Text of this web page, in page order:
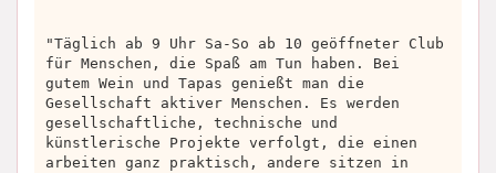
"Täglich ab 9 Uhr Sa-So ab 10 geöffneter Club
für Menschen, die Spaß am Tun haben. Bei
gutem Wein und Tapas genießt man die
Gesellschaft aktiver Menschen. Es werden
gesellschaftliche, technische und
künstlerische Projekte verfolgt, die einen
arbeiten ganz praktisch, andere sitzen in